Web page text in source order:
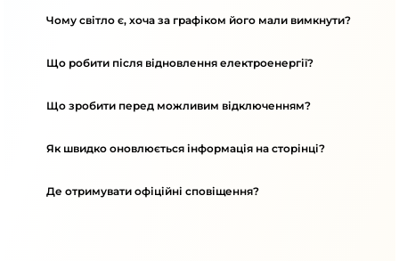
Чому світло є, хоча за графіком його мали вимкнути?
Що робити після відновлення електроенергії?
Що зробити перед можливим відключенням?
Як швидко оновлюється інформація на сторінці?
Де отримувати офіційні сповіщення?